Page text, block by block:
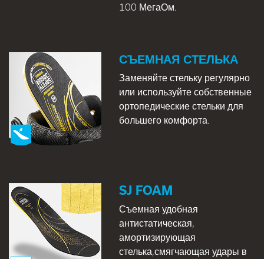
100 МегаОм.
СЪЕМНАЯ СТЕЛЬКА
Заменяйте стельку регулярно
или используйте собственные
ортопедические стельки для
большего комфорта.
SJ FOAM
Съемная удобная
антистатическая,
амортизирующая
стелька,смягчающая удары в